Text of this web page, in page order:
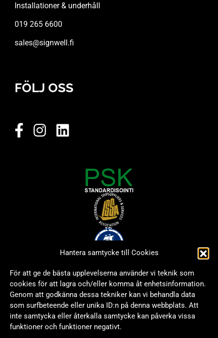
Hantera samtycke till Cookies
För att ge de bästa upplevelserna använder vi teknik som
cookies för att lagra och/eller komma åt enhetsinformation.
Genom att godkänna dessa tekniker kan vi behandla data
som surfbeteende eller unika ID:n på denna webbplats. Att
inte samtycka eller återkalla samtycke kan påverka vissa
funktioner och funktioner negativt.
Installationer & underhåll
019 265 6600
sales@signwell.fi
FÖLJ OSS